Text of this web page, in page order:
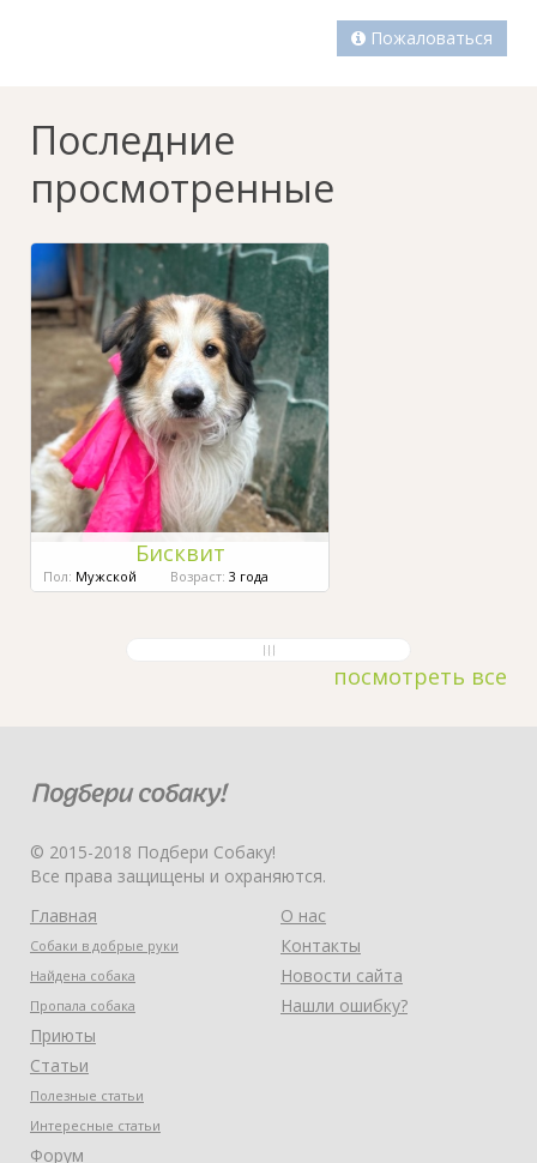
Пожаловаться
Последние
просмотренные
Бисквит
Пол: Мужской Возраст: 3 года
посмотреть все
© 2015-2018 Подбери Собаку!
Все права защищены и охраняются.
Главная
Собаки в добрые руки
Найдена собака
Пропала собака
Приюты
Статьи
Полезные статьи
Интересные статьи
Форум
О нас
Контакты
Новости сайта
Нашли ошибку?